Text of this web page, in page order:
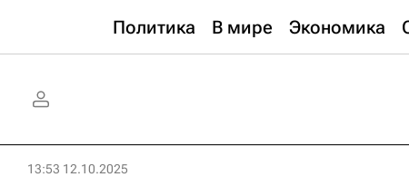
Политика В мире Экономика
13:53 12.10.2025